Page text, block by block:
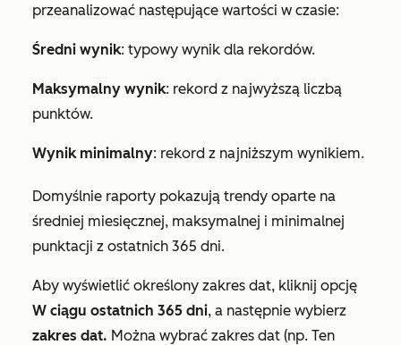
przeanalizować następujące wartości w czasie:
Średni wynik: typowy wynik dla rekordów.
Maksymalny wynik: rekord z najwyższą liczbą
punktów.
Wynik minimalny: rekord z najniższym wynikiem.
Domyślnie raporty pokazują trendy oparte na
średniej miesięcznej, maksymalnej i minimalnej
punktacji z ostatnich 365 dni.
Aby wyświetlić określony zakres dat, kliknij opcję
W ciągu ostatnich 365 dni, a następnie wybierz
zakres dat. Można wybrać zakres dat (np. Ten